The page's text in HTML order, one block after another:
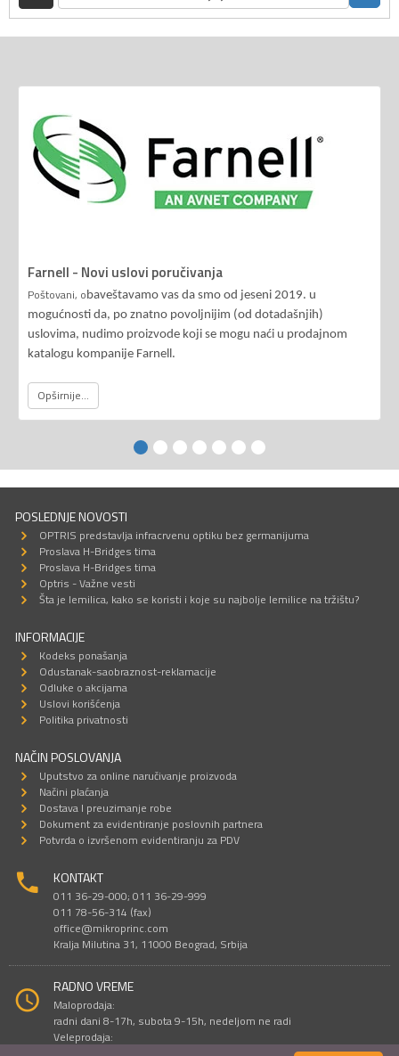
Farnell - Novi uslovi poručivanja
Poštovani, o baveštavamo vas da smo od jeseni 2019. u
mogućnosti da, po znatno povoljnijim (od dotadašnjih)
uslovima, nudimo proizvode koji se mogu naći u prodajnom
katalogu kompanije Farnell.
Opširnije...
POSLEDNJE NOVOSTI
OPTRIS predstavlja infracrvenu optiku bez germanijuma
Proslava H-Bridges tima
Proslava H-Bridges tima
Optris - Važne vesti
Šta je lemilica, kako se koristi i koje su najbolje lemilice na tržištu?
INFORMACIJE
Kodeks ponašanja
Odustanak-saobraznost-reklamacije
Odluke o akcijama
Uslovi korišćenja
Politika privatnosti
NAČIN POSLOVANJA
Uputstvo za online naručivanje proizvoda
Načini plaćanja
Dostava I preuzimanje robe
Dokument za evidentiranje poslovnih partnera
Potvrda o izvršenom evidentiranju za PDV
KONTAKT
011 36-29-000; 011 36-29-999
011 78-56-314 (fax)
office@mikroprinc.com
Kralja Milutina 31, 11000 Beograd, Srbija
RADNO VREME
Maloprodaja:
radni dani 8-17h, subota 9-15h, nedeljom ne radi
Veleprodaja: